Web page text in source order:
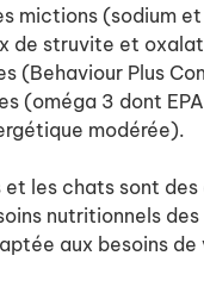
mictions (sodium
de struvite et
(Behaviour Plus
(oméga 3 dont
modérée).
les chats sont
nutritionnels
aux besoins de